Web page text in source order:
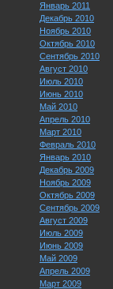
Январь 2011
Декабрь 2010
Ноябрь 2010
Октябрь 2010
Сентябрь 2010
Август 2010
Июль 2010
Июнь 2010
Май 2010
Апрель 2010
Март 2010
Февраль 2010
Январь 2010
Декабрь 2009
Ноябрь 2009
Октябрь 2009
Сентябрь 2009
Август 2009
Июль 2009
Июнь 2009
Май 2009
Апрель 2009
Март 2009